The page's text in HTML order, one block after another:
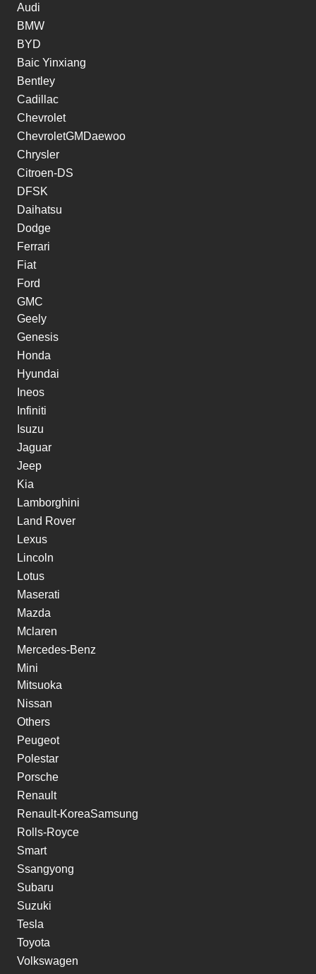
Audi
BMW
BYD
Baic Yinxiang
Bentley
Cadillac
Chevrolet
ChevroletGMDaewoo
Chrysler
Citroen-DS
DFSK
Daihatsu
Dodge
Ferrari
Fiat
Ford
GMC
Geely
Genesis
Honda
Hyundai
Ineos
Infiniti
Isuzu
Jaguar
Jeep
Kia
Lamborghini
Land Rover
Lexus
Lincoln
Lotus
Maserati
Mazda
Mclaren
Mercedes-Benz
Mini
Mitsuoka
Nissan
Others
Peugeot
Polestar
Porsche
Renault
Renault-KoreaSamsung
Rolls-Royce
Smart
Ssangyong
Subaru
Suzuki
Tesla
Toyota
Volkswagen